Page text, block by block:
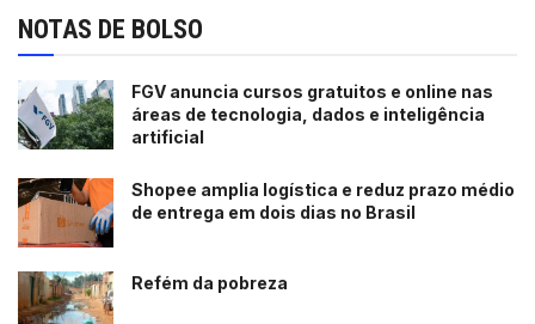
NOTAS DE BOLSO
FGV anuncia cursos gratuitos e online nas
áreas de tecnologia, dados e inteligência
artificial
Shopee amplia logística e reduz prazo médio
de entrega em dois dias no Brasil
Refém da pobreza